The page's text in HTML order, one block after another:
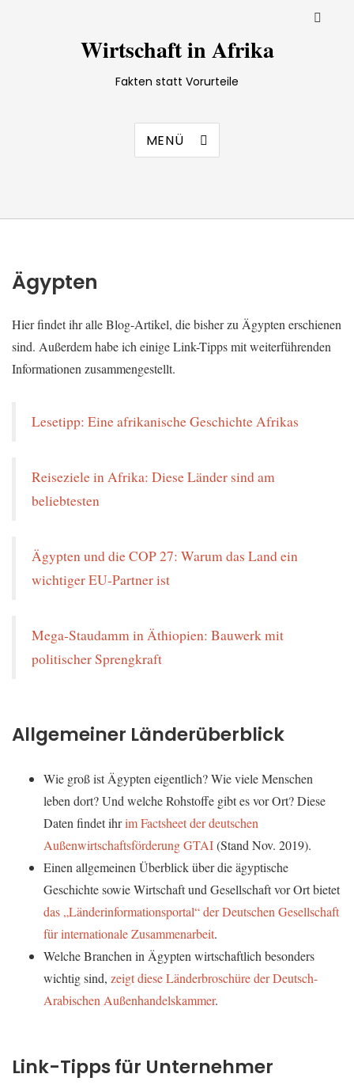
Wirtschaft in Afrika
Fakten statt Vorurteile
MENÜ
Ägypten
Hier findet ihr alle Blog-Artikel, die bisher zu Ägypten erschienen
sind. Außerdem habe ich einige Link-Tipps mit weiterführenden
Informationen zusammengestellt.
Lesetipp: Eine afrikanische Geschichte Afrikas
Reiseziele in Afrika: Diese Länder sind am
beliebtesten
Ägypten und die COP 27: Warum das Land ein
wichtiger EU-Partner ist
Mega-Staudamm in Äthiopien: Bauwerk mit
politischer Sprengkraft
Allgemeiner Länderüberblick
Wie groß ist Ägypten eigentlich? Wie viele Menschen
leben dort? Und welche Rohstoffe gibt es vor Ort? Diese
Daten findet ihrim Factsheet der deutschen
Außenwirtschaftsförderung GTAI(Stand Nov. 2019).
Einen allgemeinen Überblick über die ägyptische
Geschichte sowie Wirtschaft und Gesellschaft vor Ort bietet
das „Länderinformationsportal“ der Deutschen Gesellschaft
für internationale Zusammenarbeit.
Welche Branchen in Ägypten wirtschaftlich besonders
wichtig sind, zeigt diese Länderbroschüre der Deutsch-
Arabischen Außenhandelskammer.
Link-Tipps für Unternehmer